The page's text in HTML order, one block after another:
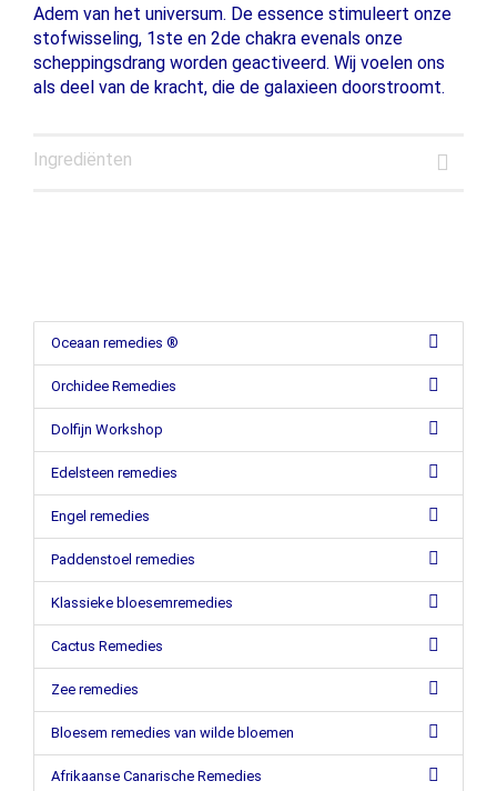
Adem van het universum. De essence stimuleert onze
stofwisseling, 1ste en 2de chakra evenals onze
scheppingsdrang worden geactiveerd. Wij voelen ons
als deel van de kracht, die de galaxieen doorstroomt.
Ingrediënten
Oceaan remedies ®
Orchidee Remedies
Dolfijn Workshop
Edelsteen remedies
Engel remedies
Paddenstoel remedies
Klassieke bloesemremedies
Cactus Remedies
Zee remedies
Bloesem remedies van wilde bloemen
Afrikaanse Canarische Remedies